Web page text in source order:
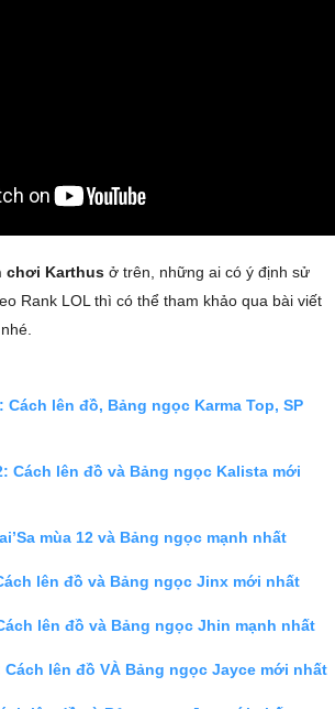
chơi Karthus ở trên, những ai có ý định sử
Rank LOL thì có thể tham khảo qua bài viết
nhé.
Cách lên đồ, Bảng ngọc Karma Top, SP
Cách lên đồ và Bảng ngọc Kalista mới
mùa 12 và Bảng ngọc mạnh nhất
lên đồ và Bảng ngọc Jinx mới nhất
lên đồ và Bảng ngọc Jhin mạnh nhất
Cách lên đồ VÀ Bảng ngọc Jayce mới nhất